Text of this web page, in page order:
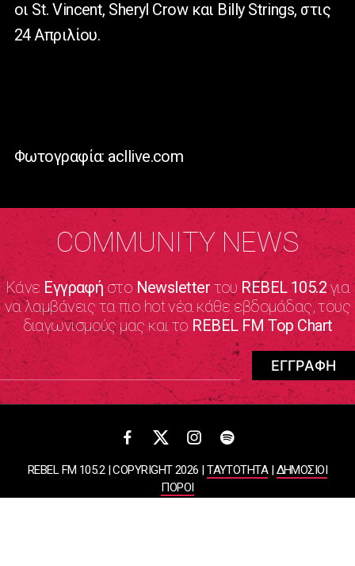
οι St. Vincent, Sheryl Crow και Billy Strings, στις
24 Απριλίου.
Φωτογραφία: acllive.com
COMMUNITY NEWS
Κάνε Εγγραφήστο NewsletterτουREBEL 105.2για
να λαμβάνεις τα πιο hot νέα κάθε εβδομάδας, τους
διαγωνισμούς μας και το REBEL FM Top Chart
REBEL FM 105.2 | COPYRIGHT 2026 |ΤΑΥΤΟΤΗΤΑ|ΔΗΜΟΣΙΟΙ
ΠΟΡΟΙ